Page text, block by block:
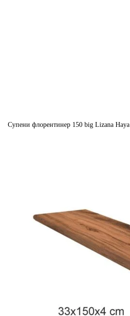
Супени флорентинер 150 big Lizana Haya